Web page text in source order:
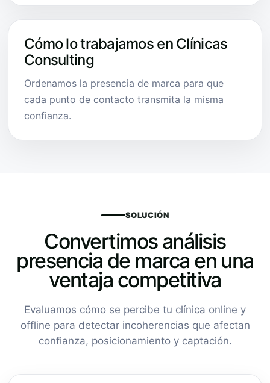
Cómo lo trabajamos en Clínicas
Consulting
Ordenamos la presencia de marca para que
cada punto de contacto transmita la misma
confianza.
SOLUCIÓN
Convertimos análisis
presencia de marca en una
ventaja competitiva
Evaluamos cómo se percibe tu clínica online y
offline para detectar incoherencias que afectan
confianza, posicionamiento y captación.